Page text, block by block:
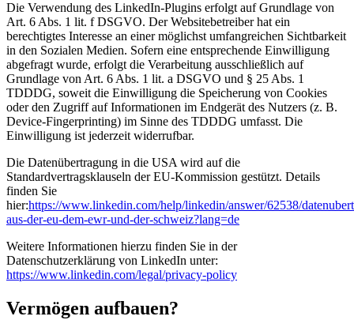
Die Verwendung des LinkedIn-Plugins erfolgt auf Grundlage von
Art. 6 Abs. 1 lit. f DSGVO. Der Websitebetreiber hat ein
berechtigtes Interesse an einer möglichst umfangreichen Sichtbarkeit
in den Sozialen Medien. Sofern eine entsprechende Einwilligung
abgefragt wurde, erfolgt die Verarbeitung ausschließlich auf
Grundlage von Art. 6 Abs. 1 lit. a DSGVO und § 25 Abs. 1
TDDDG, soweit die Einwilligung die Speicherung von Cookies
oder den Zugriff auf Informationen im Endgerät des Nutzers (z. B.
Device-Fingerprinting) im Sinne des TDDDG umfasst. Die
Einwilligung ist jederzeit widerrufbar.
Die Datenübertragung in die USA wird auf die
Standardvertragsklauseln der EU-Kommission gestützt. Details
finden Sie
hier:https://www.linkedin.com/help/linkedin/answer/62538/
aus-der-eu-dem-ewr-und-der-schweiz?lang=de
Weitere Informationen hierzu finden Sie in der
Datenschutzerklärung von LinkedIn unter:
https://www.linkedin.com/legal/privacy-policy
Vermögen aufbauen?